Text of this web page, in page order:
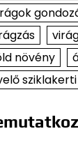
növény